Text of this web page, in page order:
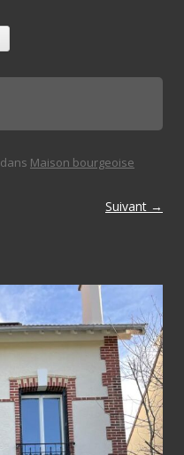
Aller au contenu principal
dans Maison bourgeoise
Suivant →